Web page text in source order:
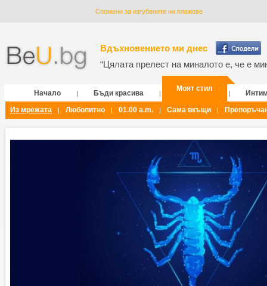
Спомени за изгубените ни плажове
Вдъхновението ми днес
“Цялата прелест на миналото е, че е
Начало | Бъди красива |
Моят стил
|
Из мрежата
| Любопитно | 01.00 a.m. | Сама вкъщи |